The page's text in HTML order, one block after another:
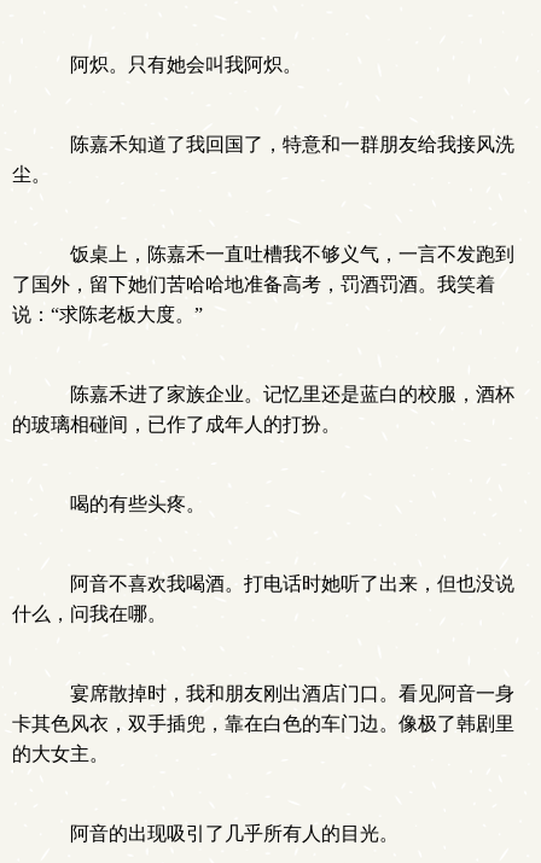
阿炽。只有她会叫我阿炽。
陈嘉禾知道了我回国了，特意和一群朋友给我接风洗
尘。
饭桌上，陈嘉禾一直吐槽我不够义气，一言不发跑到
了国外，留下她们苦哈哈地准备高考，罚酒罚酒。我笑着
说：“求陈老板大度。”
陈嘉禾进了家族企业。记忆里还是蓝白的校服，酒杯
的玻璃相碰间，已作了成年人的打扮。
喝的有些头疼。
阿音不喜欢我喝酒。打电话时她听了出来，但也没说
什么，问我在哪。
宴席散掉时，我和朋友刚出酒店门口。看见阿音一身
卡其色风衣，双手插兜，靠在白色的车门边。像极了韩剧里
的大女主。
阿音的出现吸引了几乎所有人的目光。